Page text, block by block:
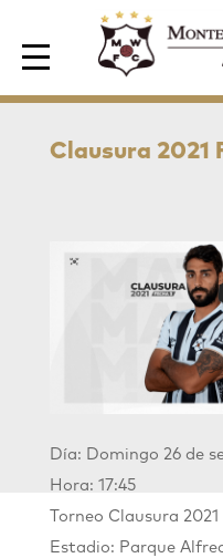
Area de Socios
Clausura 2021
Día: Domingo 26 de
Hora: 17:45
Torneo Clausura 2021
Estadio: Parque